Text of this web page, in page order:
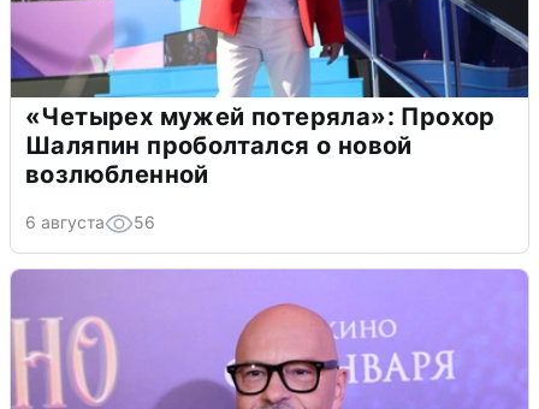
«Четырех мужей потеряла»: Прохор
Шаляпин проболтался о новой
возлюбленной
6 августа 56